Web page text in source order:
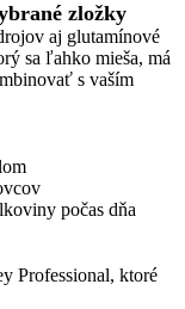
zložky
aj glutamínové
sa ľahko mieša, má
s vaším
počas dňa
Professional, ktoré